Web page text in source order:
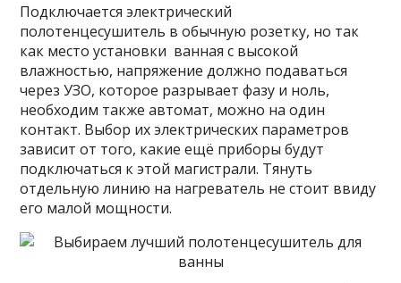
Подключается электрический
полотенцесушитель в обычную розетку, но так
как место установки ванная с высокой
влажностью, напряжение должно подаваться
через УЗО, которое разрывает фазу и ноль,
необходим также автомат, можно на один
контакт. Выбор их электрических параметров
зависит от того, какие ещё приборы будут
подключаться к этой магистрали. Тянуть
отдельную линию на нагреватель не стоит ввиду
его малой мощности.